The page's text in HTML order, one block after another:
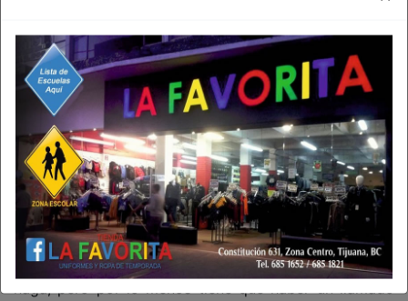
México, que más allá de una opinión personal sobre
alguien, es representante del Gobierno y nosotros
tenemos que ser respetuosos con el presidente de los
Estados Unidos”, sostuvo.
Respecto a una posible sanción, Sheinbaum indicó que
primero deberá revisarse el caso y determinar si
corresponde la intervención de otras instancias.
“Vamos a ver, porque hay que revisar. Que la llame,
que lo vea la secretaria de Bienestar y, si es necesaria
la revisión de la Secretaría Anticorrupción, que se